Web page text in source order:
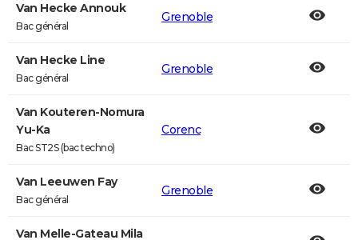
Van Hecke Annouk
Bac général
Grenoble
Van Hecke Line
Bac général
Grenoble
Van Kouteren-Nomura
Yu-Ka
Bac ST2S (bac techno)
Corenc
Van Leeuwen Fay
Bac général
Grenoble
Van Melle-Gateau Mila